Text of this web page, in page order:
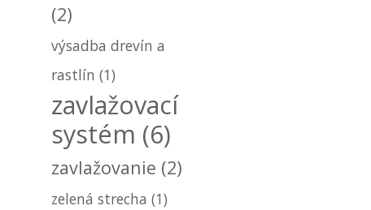
(2)
výsadba drevín a
rastlín (1)
zavlažovací
systém (6)
zavlažovanie (2)
zelená strecha (1)